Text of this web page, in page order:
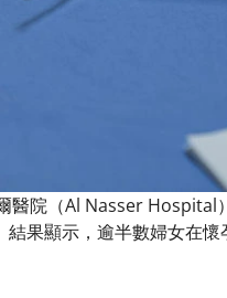
醫院（Al Nasser Hospital
果顯示，逾半數婦女在懷